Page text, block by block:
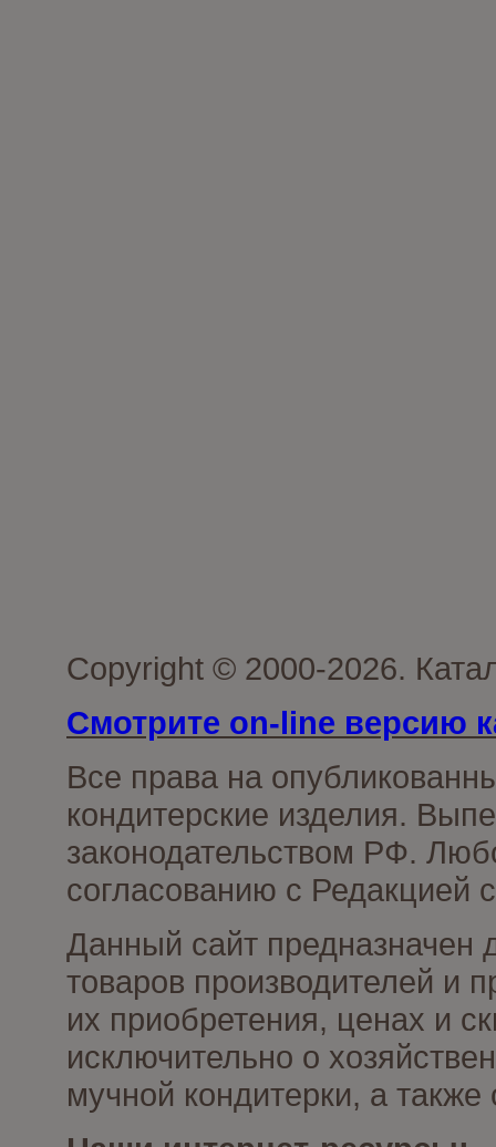
Copyright © 2000-2026.
Смотрите on-line версию
Все права на
кондитерские изделия.
законодательством РФ.
согласованию с Редакцией
Данный сайт предназначен
товаров производителей и
их приобретения, ценах и
исключительно о
мучной кондитерки, а